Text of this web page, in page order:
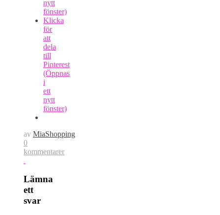
nytt
fönster)
Klicka
för
att
dela
till
Pinterest
(Öppnas
i
ett
nytt
fönster)
av MiaShopping
0
kommentarer
Lämna
ett
svar